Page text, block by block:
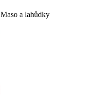
Maso a lahůdky